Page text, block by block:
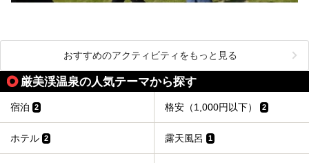
おすすめのアクティビティをもっと見る
厳美渓温泉の人気テーマから探す
宿泊 2 格安（1,000円以下） 2
ホテル 2 露天風呂 1